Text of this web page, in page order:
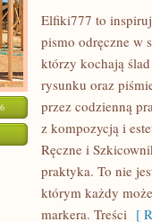
ARTYSTYCZNE
WYZWANIA
Elfiki777 to
pismo odręczne w
którzy kochają
rysunku oraz
przez codzienną
z kompozycją i
Ręczne i
praktyka. To nie
którym każdy
markera. Treści [